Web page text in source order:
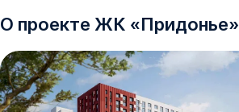
О проекте ЖК «Придонье»